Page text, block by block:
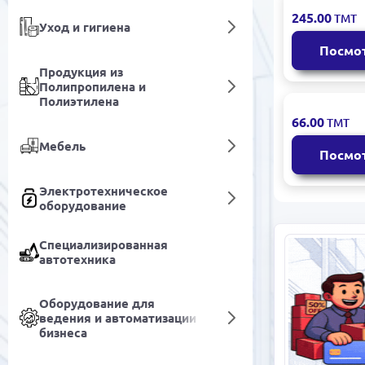
Уход и гигиена
Продукция из
Полипропилена и
Полиэтилена
Мебель
Электротехническое
оборудование
Специализированная
автотехника
Оборудование для
ведения и автоматизации
бизнеса
Monster
Wilds
245.00ТМТ
A Blind
66.00ТМТ